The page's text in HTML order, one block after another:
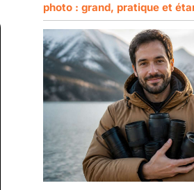
photo : grand, pratique et